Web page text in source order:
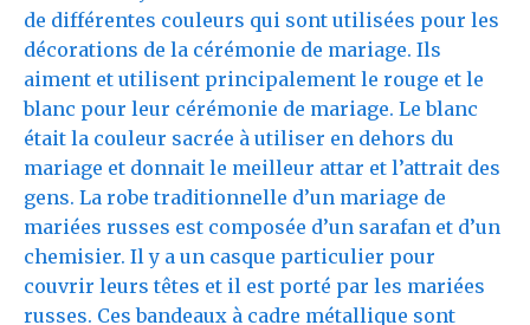
de différentes couleurs qui sont utilisées pour les
décorations de la cérémonie de mariage. Ils
aiment et utilisent principalement le rouge et le
blanc pour leur cérémonie de mariage. Le blanc
était la couleur sacrée à utiliser en dehors du
mariage et donnait le meilleur attar et l’attrait des
gens. La robe traditionnelle d’un mariage de
mariées russes est composée d’un sarafan et d’un
chemisier. Il y a un casque particulier pour
couvrir leurs têtes et il est porté par les mariées
russes. Ces bandeaux à cadre métallique sont